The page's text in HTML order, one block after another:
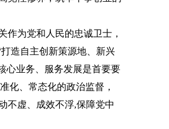
为党和人民的忠诚卫士，
造自主创新策源地、新兴
心业务、服务发展是首要要
化、常态化的政治监督，
不虚、成效不浮,保障党中